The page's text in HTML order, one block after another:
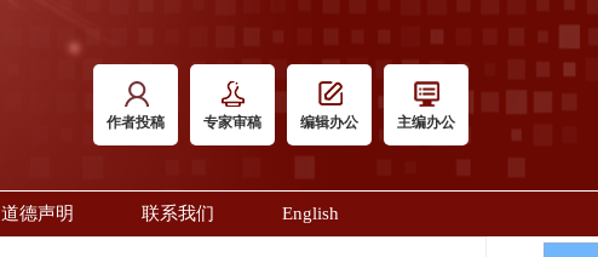
作者投稿 专家审稿 编辑办公 主编办公
道德声明 联系我们 English